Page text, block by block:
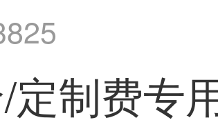
定制费专